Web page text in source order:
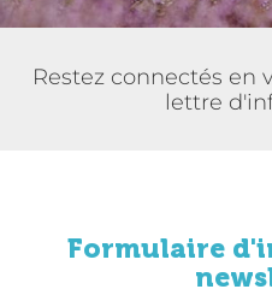
Restez connectés en
lettre
Formulaire